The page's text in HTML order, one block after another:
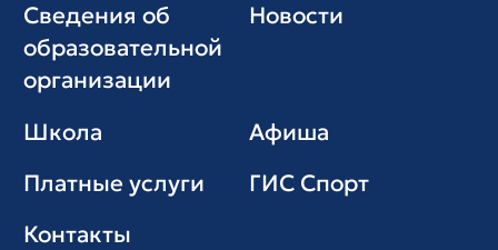
Сведения об
образовательной
организации
Новости
Школа
Афиша
Платные услуги
ГИС Cпорт
Контакты